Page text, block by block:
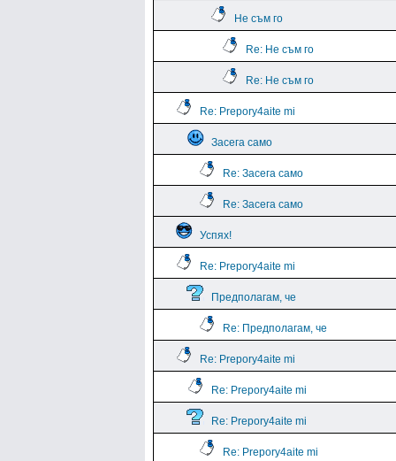
Не съм го
Re: Не съм го
Re: Не съм го
Re: Prepory4aite mi
Засега само
Re: Засега само
Re: Засега само
Успях!
Re: Prepory4aite mi
Предполагам, че
Re: Предполагам, че
Re: Prepory4aite mi
Re: Prepory4aite mi
Re: Prepory4aite mi
Re: Prepory4aite mi